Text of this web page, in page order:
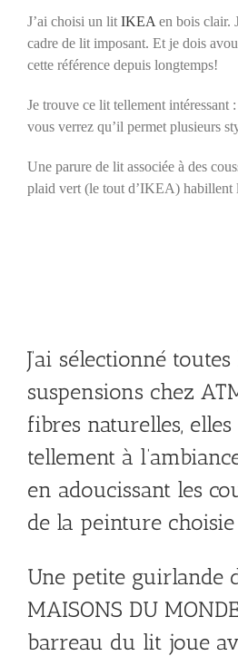
J’ai choisi un lit IKEA en bois clair.
cadre de lit imposant. Et je dois
cette référence depuis longtemps!
Je trouve ce lit tellement intéressant
vous verrez qu’il permet plusieurs
Une parure de lit associée à des
plaid vert (le tout d’IKEA) habillent
J’ai sélectionné toutes
suspensions chez
fibres naturelles,
tellement à
en adoucissant les
de la peinture
Une petite guirlande
MAISONS DU
barreau du lit joue